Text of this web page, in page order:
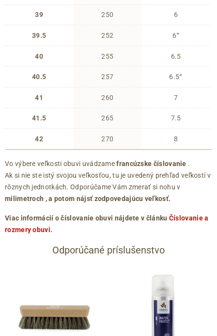
39
39.5
40
40.5
41
41.5
42
250
252
255
257
260
265
270
6
6+
6.5
6.5+
7
7.5
8
Vo výbere veľkosti obuvi uvádzamefrancúzske číslovanie .
Ak si nie ste istý svojou veľkosťou, tu je uvedený prehľad veľkostí v
rôznych jednotkách. Odporúčame Vám zmerať si nohu v
milimetroch , a potom nájsť zodpovedajúcu veľkosť.
Viac informácií o číslovanie obuvi nájdete v článku Číslovanie a
rozmery obuvi.
Odporúčané príslušenstvo